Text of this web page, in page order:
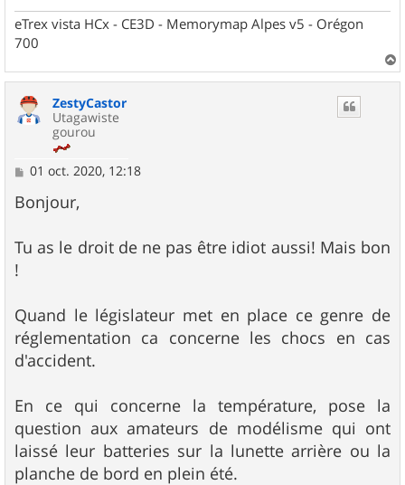
eTrex vista HCx - CE3D - Memorymap Alpes v5 - Orégon
700
a
ZestyCastor
Utagawiste
gourou
M
s
s
g
e
01 oct. 2020, 12:18
Bonjour,
Tu as le droit de ne pas être idiot aussi! Mais bon
!
Quand le législateur met en place ce genre de
réglementation ca concerne les chocs en cas
d'accident.
En ce qui concerne la température, pose la
question aux amateurs de modélisme qui ont
laissé leur batteries sur la lunette arrière ou la
planche de bord en plein été.